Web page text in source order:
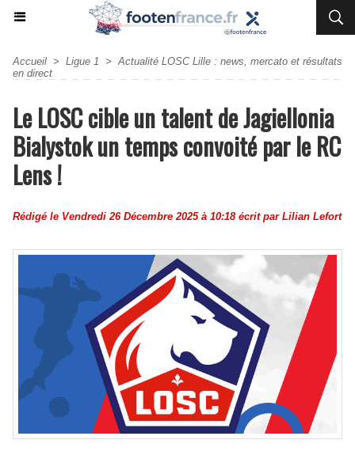
Accueil > Ligue 1 > Actualité LOSC Lille : news, mercato et résultats
en direct
Le LOSC cible un talent de Jagiellonia
Bialystok un temps convoité par le RC
Lens !
Rédigé le Vendredi 26 Décembre 2025 à 10:18 écrit par Lilian Lefort